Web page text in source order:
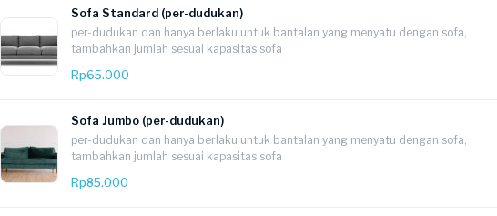
Sofa Standard (per-dudukan)
per-dudukan dan hanya berlaku untuk bantalan yang menyatu dengan sofa,
tambahkan jumlah sesuai kapasitas sofa
Rp65.000
Sofa Jumbo (per-dudukan)
per-dudukan dan hanya berlaku untuk bantalan yang menyatu dengan sofa,
tambahkan jumlah sesuai kapasitas sofa
Rp85.000